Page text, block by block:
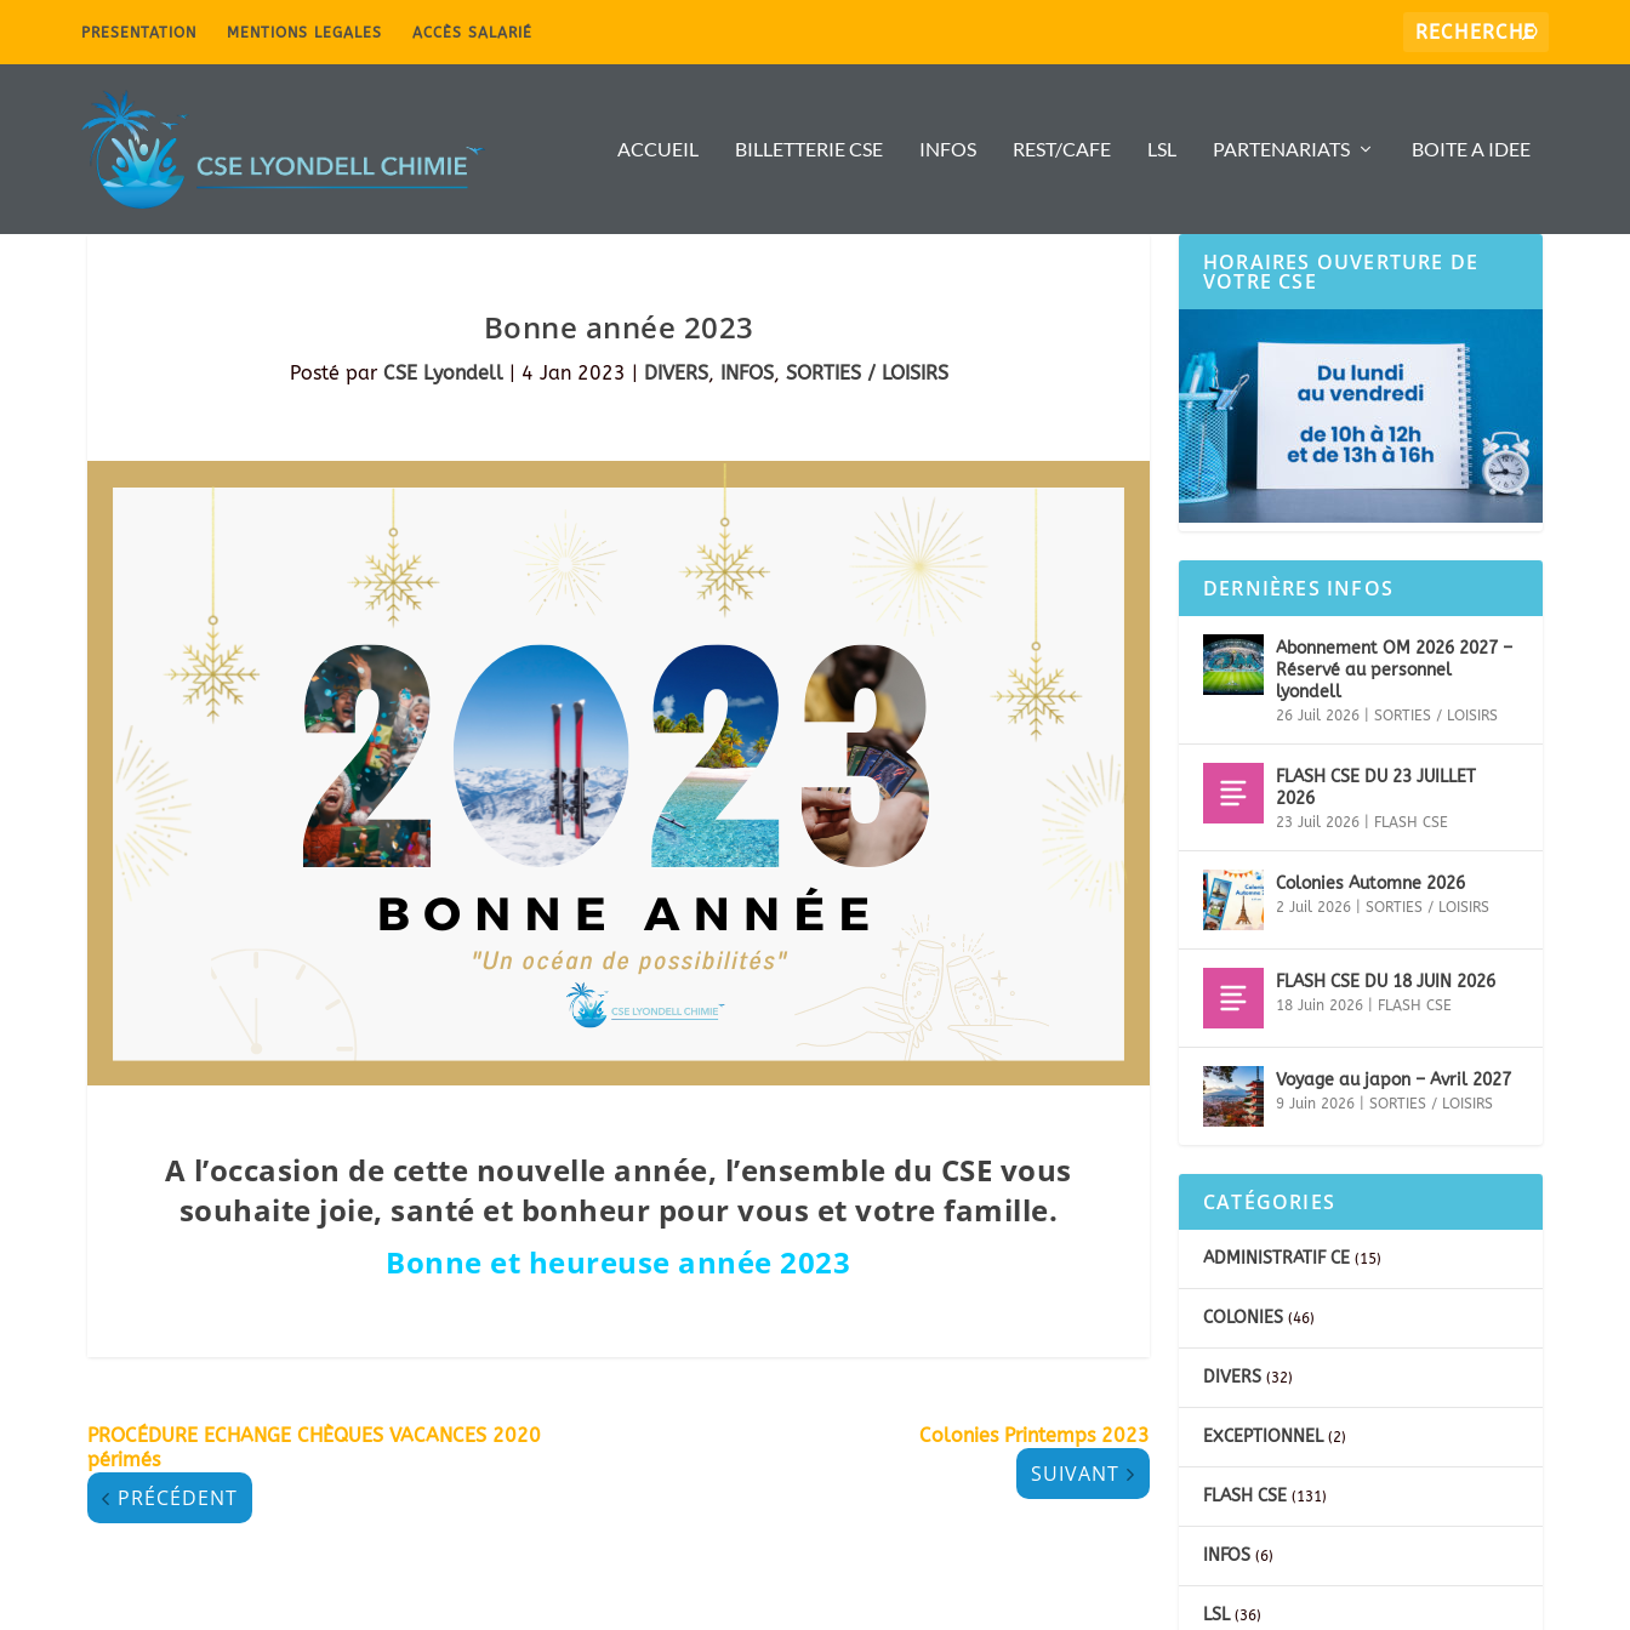
PRESENTATION MENTIONS LEGALES ACCÈS SALARIÉ
ACCUEIL BILLETTERIE CSE INFOS REST/CAFE LSL PARTENARIATS BOITE A IDEE
Bonne année 2023
Posté par CSE Lyondell| 4 Jan 2023 | DIVERS, INFOS, SORTIES / LOISIRS
A l’occasion de cette nouvelle année, l’ensemble du CSE vous
souhaite joie, santé et bonheur pour vous et votre famille.
Bonne et heureuse année 2023
PROCÉDURE ECHANGE CHÈQUES VACANCES 2020
périmés
PRÉCÉDENT
Colonies Printemps 2023
SUIVANT
HORAIRES OUVERTURE DE
VOTRE CSE
DERNIÈRES INFOS
Abonnement OM 2026 2027 –
Réservé au personnel
lyondell
26 Juil 2026 SORTIES / LOISIRS
FLASH CSE DU 23 JUILLET
2026
23 Juil 2026 FLASH CSE
Colonies Automne 2026
2 Juil 2026 SORTIES / LOISIRS
FLASH CSE DU 18 JUIN 2026
18 Juin 2026 FLASH CSE
Voyage au japon – Avril 2027
9 Juin 2026 SORTIES / LOISIRS
CATÉGORIES
ADMINISTRATIF CE (15)
COLONIES (46)
DIVERS (32)
EXCEPTIONNEL(2)
FLASH CSE (131)
INFOS (6)
LSL(36)